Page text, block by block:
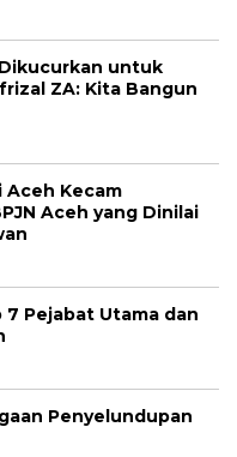
untuk
ZA: Kita Bangun
Aceh Kecam
Aceh yang Dinilai
Pejabat Utama dan
Penyelundupan